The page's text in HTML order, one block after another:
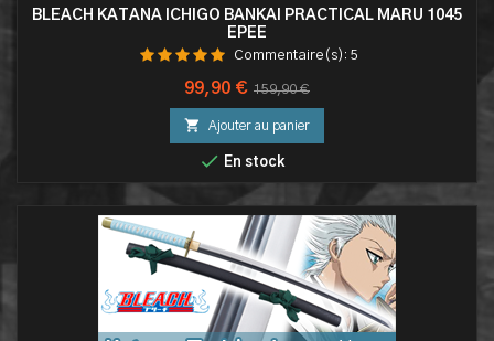
BLEACH KATANA ICHIGO BANKAI PRACTICAL MARU 1045
EPEE
Commentaire(s): 5
Prix
99,90 € Prix
base
159,90 €
 Ajouter au panier
 En stock